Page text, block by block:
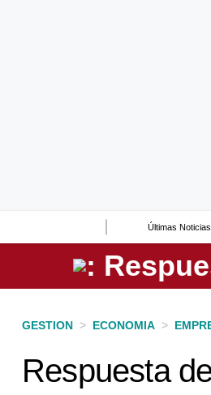
Últimas Noticias
GESTION > ECONOMIA >
Respuesta